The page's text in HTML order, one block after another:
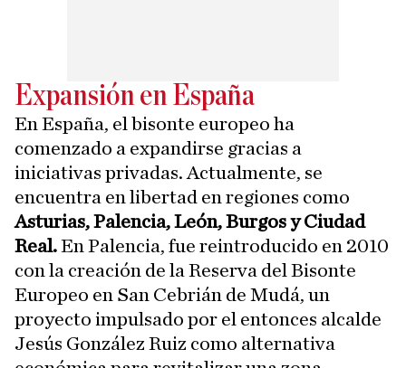
Expansión en España
En España, el bisonte europeo ha
comenzado a expandirse gracias a
iniciativas privadas. Actualmente, se
encuentra en libertad en regiones como
Asturias, Palencia, León, Burgos y Ciudad
Real.En Palencia, fue reintroducido en 2010
con la creación de la Reserva del Bisonte
Europeo en San Cebrián de Mudá, un
proyecto impulsado por el entonces alcalde
Jesús González Ruiz como alternativa